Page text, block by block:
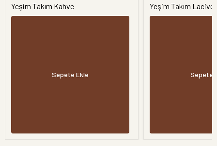
Yeşim Takım Kahve
Sepete Ekle
Yeşim Takım
Sepete